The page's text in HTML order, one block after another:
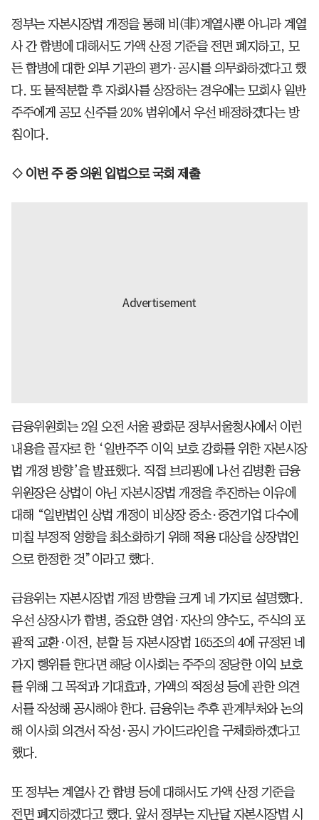
정부는 자본시장법 개정을 통해 비(非)계열사뿐 아니라 계열
사 간 합병에 대해서도 가액 산정 기준을 전면 폐지하고, 모
든 합병에 대한 외부 기관의 평가·공시를 의무화하겠다고 했
다. 또 물적분할 후 자회사를 상장하는 경우에는 모회사 일반
주주에게 공모 신주를 20% 범위에서 우선 배정하겠다는 방
침이다.
◇ 이번 주 중 의원 입법으로 국회 제출
금융위원회는 2일 오전 서울 광화문 정부서울청사에서 이런
내용을 골자로 한 ‘일반주주 이익 보호 강화를 위한 자본시장
법 개정 방향’을 발표했다. 직접 브리핑에 나선 김병환 금융
위원장은 상법이 아닌 자본시장법 개정을 추진하는 이유에
대해 “일반법인 상법 개정이 비상장 중소·중견기업 다수에
미칠 부정적 영향을 최소화하기 위해 적용 대상을 상장법인
으로 한정한 것”이라고 했다.
금융위는 자본시장법 개정 방향을 크게 네 가지로 설명했다.
우선 상장사가 합병, 중요한 영업·자산의 양수도, 주식의 포
괄적 교환·이전, 분할 등 자본시장법 165조의 4에 규정된 네
가지 행위를 한다면 해당 이사회는 주주의 정당한 이익 보호
를 위해 그 목적과 기대효과, 가액의 적정성 등에 관한 의견
서를 작성해 공시해야 한다. 금융위는 추후 관계부처와 논의
해 이사회 의견서 작성·공시 가이드라인을 구체화하겠다고
했다.
또 정부는 계열사 간 합병 등에 대해서도 가액 산정 기준을
전면 폐지하겠다고 했다. 앞서 정부는 지난달 자본시장법 시